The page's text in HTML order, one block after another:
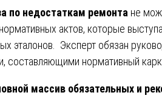
по недостаткам ремонта не
актов, которые
эталонов. Эксперт обязан
нормативный
массив обязательных и